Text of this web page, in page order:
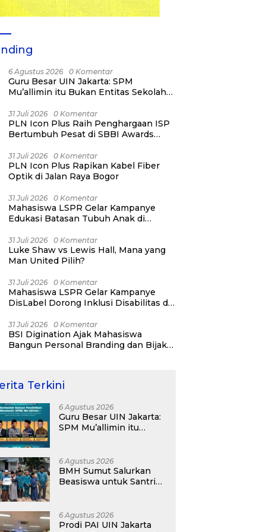
6 Agustus 2026 0 Komentar
Guru Besar UIN Jakarta: SPM
Mu’allimin itu Bukan Entitas Sekolah
31 Juli 2026 0 Komentar
PLN Icon Plus Raih Penghargaan ISP
Bertumbuh Pesat di SBBI Awards
31 Juli 2026 0 Komentar
PLN Icon Plus Rapikan Kabel Fiber
Optik di Jalan Raya Bogor
31 Juli 2026 0 Komentar
Mahasiswa LSPR Gelar Kampanye
Edukasi Batasan Tubuh Anak di
31 Juli 2026 0 Komentar
Luke Shaw vs Lewis Hall, Mana yang
Man United Pilih?
31 Juli 2026 0 Komentar
Mahasiswa LSPR Gelar Kampanye
DisLabel Dorong Inklusi Disabilitas di
31 Juli 2026 0 Komentar
BSI Digination Ajak Mahasiswa
Bangun Personal Branding dan Bijak
Terkini
6 Agustus 2026
Guru Besar UIN Jakarta:
SPM Mu’allimin itu
6 Agustus 2026
BMH Sumut Salurkan
Beasiswa untuk Santri
6 Agustus 2026
Prodi PAI UIN Jakarta